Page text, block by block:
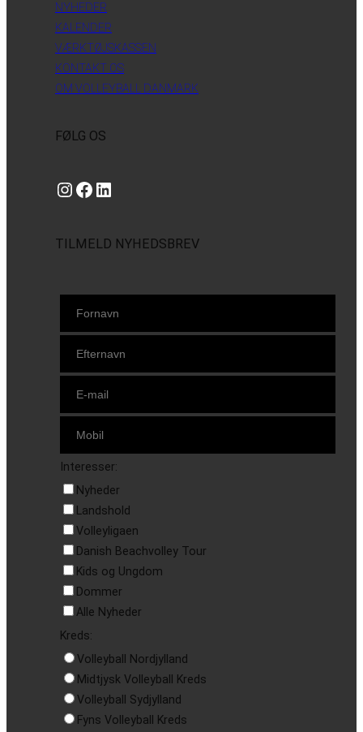
NYHEDER
KALENDER
VÆRKTØJSKASSEN
KONTAKT OS
OM VOLLEYBALL DANMARK
FØLG OS
Instagram https://www.facebook.com/danishbeachvolleytour LinkedIn
TILMELD NYHEDSBREV
Interesser:
Nyheder
Landshold
Volleyligaen
Danish Beachvolley Tour
Kids og Ungdom
Dommer
Alle Nyheder
Kreds:
Volleyball Nordjylland
Midtjysk Volleyball Kreds
Volleyball Sydjylland
Fyns Volleyball Kreds